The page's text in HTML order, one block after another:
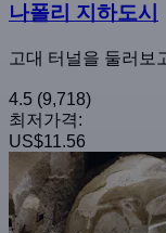
나폴리 지하도시
고대 터널을 둘러보
4.5 (9,718)
최저가격:
US$11.56